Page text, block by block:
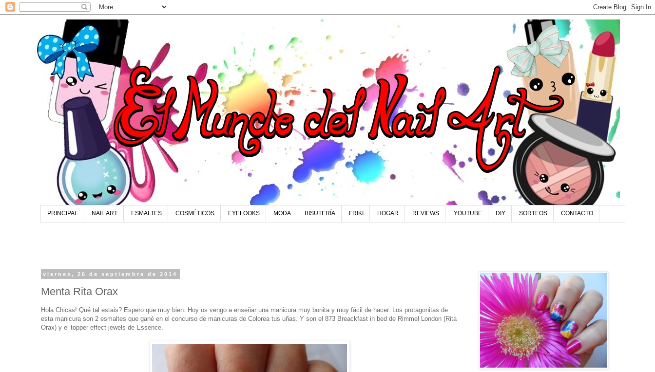
PRINCIPAL NAIL ART ESMALTES COSMÉTICOS EYELOOKS MODA BISUTERÍA FRIKI HOGAR REVIEWS YOUTUBE DIY SORTEOS CONTACTO
viernes, 26 de septiembre de 2014
Menta Rita Orax
Hola Chicas! Qué tal estais? Espero que muy bien. Hoy os vengo a enseñar una manicura muy bonita y muy fácil de hacer. Los protagonitas de
esta manicura son 2 esmaltes que gané en el concurso de manicuras de Colorea tus uñas. Y son el 873 Breackfast in bed de Rimmel London (Rita
Orax) y el topper effect jewels de Essence.